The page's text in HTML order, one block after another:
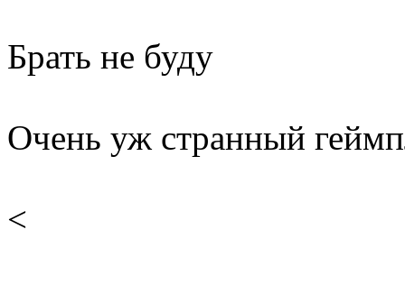
Брать не буду
Очень уж странный
<